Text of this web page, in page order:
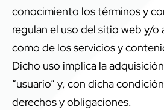
conocimiento los términos y
regulan el uso del sitio web y/o
como de los servicios y
Dicho uso implica la
“usuario” y, con dicha
derechos y obligaciones.